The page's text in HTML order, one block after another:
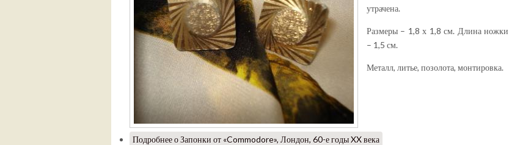
утрачена.
Размеры – 1,8 х 1,8 см. Длина ножки
– 1,5 см.
Металл, литье, позолота, монтировка.
Подробнеео Запонки от «Commodore», Лондон, 60-е годы XX века